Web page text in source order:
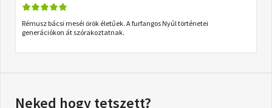
Rémusz bácsi meséi örök életűek. A furfangos Nyúl történetei
generációkon át szórakoztatnak.
Neked hogy tetszett?